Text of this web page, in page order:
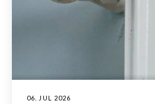
06. JUL 2026